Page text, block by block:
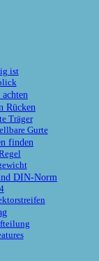
ist
Rücken
Träger
Gurte
finden
DIN-Norm